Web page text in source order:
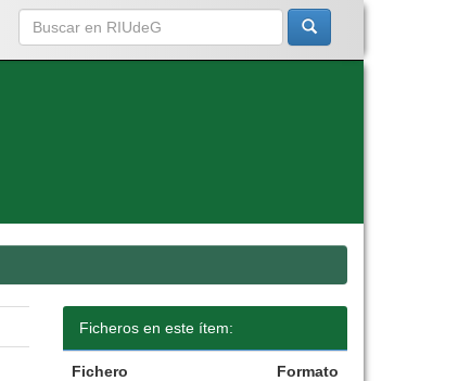
Ficheros en este ítem:
Fichero Formato